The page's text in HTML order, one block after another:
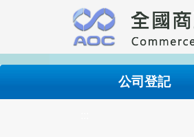
要
內
公司登記